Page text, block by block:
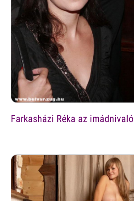
Farkasházi Réka az imádnivaló